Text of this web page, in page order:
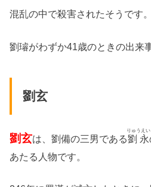
混乱の中で殺害されたそうです。
劉璿がわずか41歳のときの出来
劉玄
劉玄は、劉備の三男である劉永
りゅうえい
あたる人物です。